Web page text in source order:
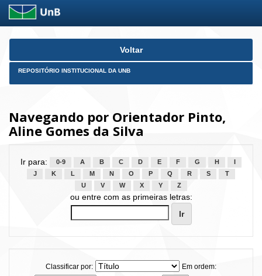
Skip
Voltar
REPOSITÓRIO INSTITUCIONAL DA UNB
Navegando por Orientador Pinto,
Aline Gomes da Silva
Ir para: 0-9 A B C D E F G H
J
K L M N O P Q R S
T
U
V W X Y Z
ou entre com as primeiras letras:
Classificar por:
Em ordem: